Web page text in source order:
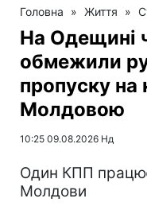
Головна » Життя »
На Одещині
обмежили
пропуску на
Молдовою
10:25 09.08.2026 Нд
Один КПП
Молдови